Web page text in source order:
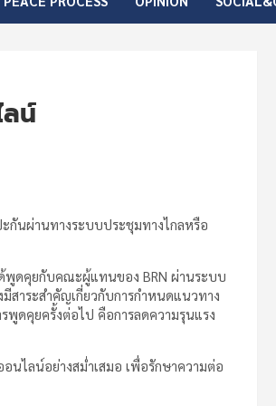
น์
นผ่านทางระบบประชุมทางไกลหรือ
พูดคุยกับคณะผู้แทนของ BRN ผ่านระบบ
สาระสำคัญเกี่ยวกับการกำหนดแนวทาง
พูดคุยครั้งต่อไป คือการลดความรุนแรง
นไลน์อย่างสม่ำเสมอ เพื่อรักษาความต่อ